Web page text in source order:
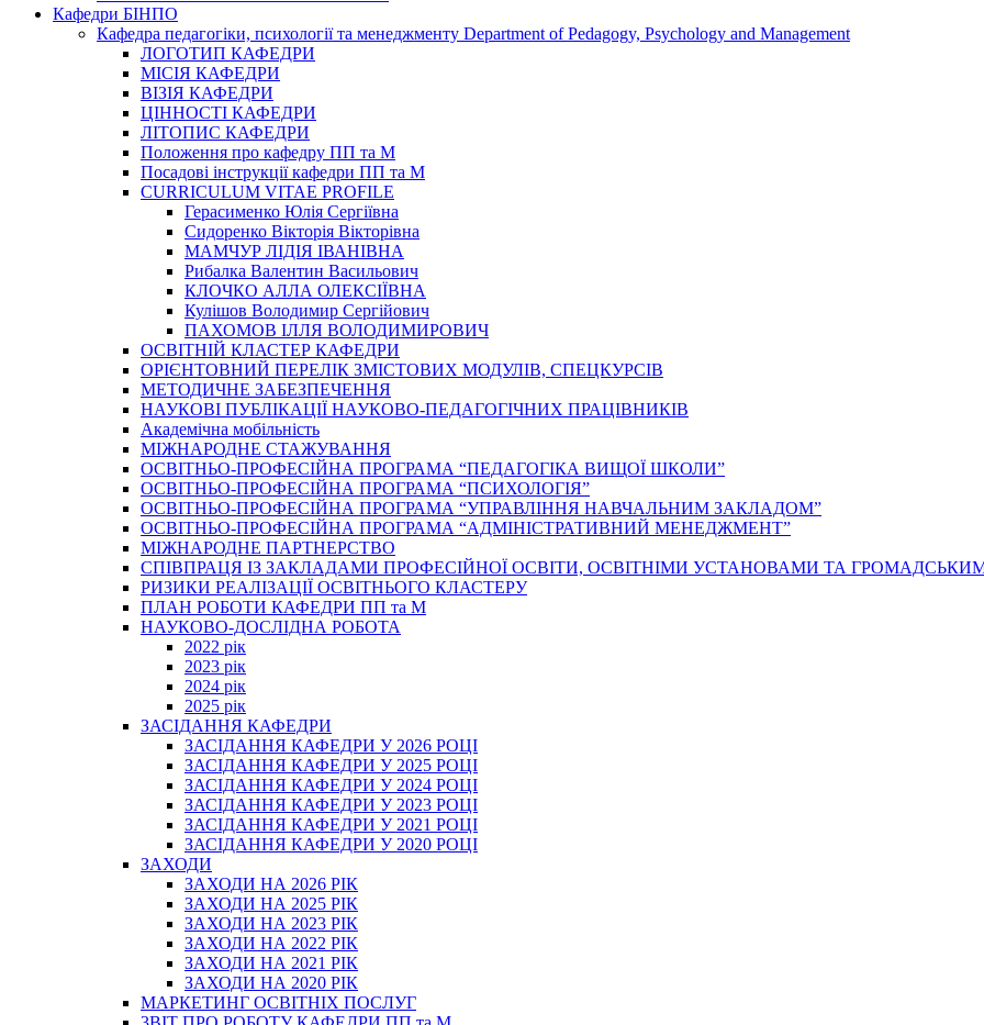
Кафедри БІНПО
Кафедра педагогіки, психології та менеджменту Department of Pedagogy, Psychology and Management
ЛОГОТИП КАФЕДРИ
МІСІЯ КАФЕДРИ
ВІЗІЯ КАФЕДРИ
ЦІННОСТІ КАФЕДРИ
ЛІТОПИС КАФЕДРИ
Положення про кафедру ПП та М
Посадові інструкції кафедри ПП та М
CURRICULUM VITAE PROFILE
Герасименко Юлія Сергіївна
Сидоренко Вікторія Вікторівна
МАМЧУР ЛІДІЯ ІВАНІВНА
Рибалка Валентин Васильович
КЛОЧКО АЛЛА ОЛЕКСІЇВНА
Кулішов Володимир Сергійович
ПАХОМОВ ІЛЛЯ ВОЛОДИМИРОВИЧ
ОСВІТНІЙ КЛАСТЕР КАФЕДРИ
ОРІЄНТОВНИЙ ПЕРЕЛІК ЗМІСТОВИХ МОДУЛІВ, СПЕЦКУРСІВ
МЕТОДИЧНЕ ЗАБЕЗПЕЧЕННЯ
НАУКОВІ ПУБЛІКАЦІЇ НАУКОВО-ПЕДАГОГІЧНИХ ПРАЦІВНИКІВ
Академічна мобільність
МІЖНАРОДНЕ СТАЖУВАННЯ
ОСВІТНЬО-ПРОФЕСІЙНА ПРОГРАМА “ПЕДАГОГІКА ВИЩОЇ ШКОЛИ”
ОСВІТНЬО-ПРОФЕСІЙНА ПРОГРАМА “ПСИХОЛОГІЯ”
ОСВІТНЬО-ПРОФЕСІЙНА ПРОГРАМА “УПРАВЛІННЯ НАВЧАЛЬНИМ ЗАКЛАДОМ”
ОСВІТНЬО-ПРОФЕСІЙНА ПРОГРАМА “АДМІНІСТРАТИВНИЙ МЕНЕДЖМЕНТ”
МІЖНАРОДНЕ ПАРТНЕРСТВО
СПІВПРАЦЯ ІЗ ЗАКЛАДАМИ ПРОФЕСІЙНОЇ ОСВІТИ, ОСВІТНІМИ УСТАНОВАМИ ТА
РИЗИКИ РЕАЛІЗАЦІЇ ОСВІТНЬОГО КЛАСТЕРУ
ПЛАН РОБОТИ КАФЕДРИ ПП та М
НАУКОВО-ДОСЛІДНА РОБОТА
2022 рік
2023 рік
2024 рік
2025 рік
ЗАСІДАННЯ КАФЕДРИ
ЗАСІДАННЯ КАФЕДРИ У 2026 РОЦІ
ЗАСІДАННЯ КАФЕДРИ У 2025 РОЦІ
ЗАСІДАННЯ КАФЕДРИ У 2024 РОЦІ
ЗАСІДАННЯ КАФЕДРИ У 2023 РОЦІ
ЗАСІДАННЯ КАФЕДРИ У 2021 РОЦІ
ЗАСІДАННЯ КАФЕДРИ У 2020 РОЦІ
ЗАХОДИ
ЗАХОДИ НА 2026 РІК
ЗАХОДИ НА 2025 РІК
ЗАХОДИ НА 2023 РІК
ЗАХОДИ НА 2022 РІК
ЗАХОДИ НА 2021 РІК
ЗАХОДИ НА 2020 РІК
МАРКЕТИНГ ОСВІТНІХ ПОСЛУГ